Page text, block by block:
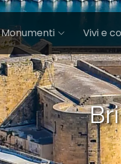
Monumenti Vivi e